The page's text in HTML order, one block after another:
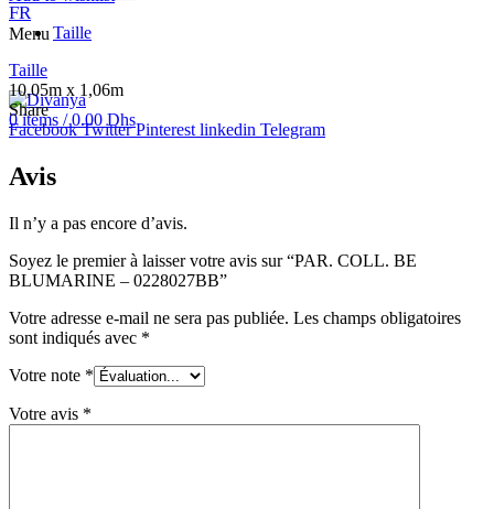
FR
Menu
0items / 0.00Dhs
Taille
Taille
10,05m x 1,06m
Share
Facebook Twitter Pinterest linkedin Telegram
Avis
Il n’y a pas encore d’avis.
Soyez le premier à laisser votre avis sur “PAR. COLL. BE
BLUMARINE – 0228027BB”
Votre adresse e-mail ne sera pas publiée. Les champs obligatoires
sont indiqués avec *
Votre note *
Votre avis *